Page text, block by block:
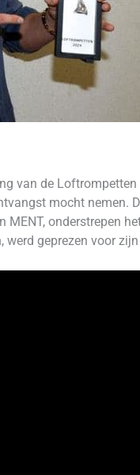
van de
mocht
onderstrepen
geprezen voor zijn